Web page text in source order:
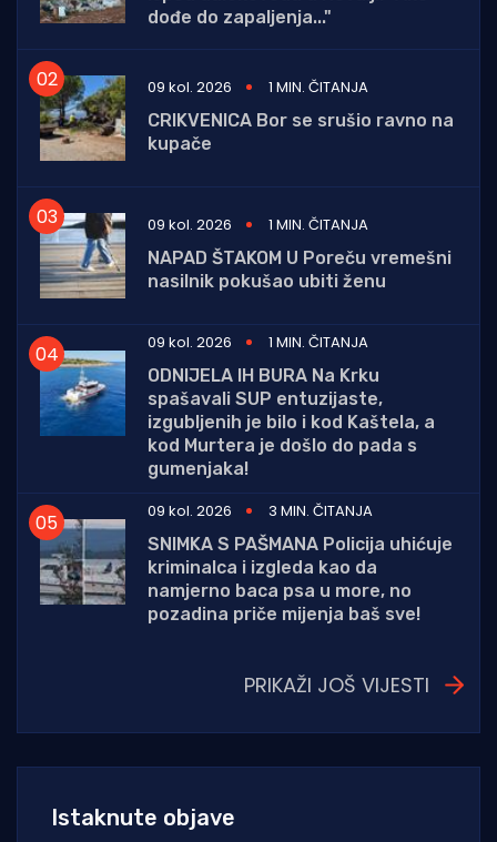
dođe do zapaljenja..."
09 kol. 2026
1 MIN. ČITANJA
CRIKVENICA Bor se srušio ravno na
kupače
09 kol. 2026
1 MIN. ČITANJA
NAPAD ŠTAKOM U Poreču vremešni
nasilnik pokušao ubiti ženu
09 kol. 2026
1 MIN. ČITANJA
ODNIJELA IH BURA Na Krku
spašavali SUP entuzijaste,
izgubljenih je bilo i kod Kaštela, a
kod Murtera je došlo do pada s
gumenjaka!
09 kol. 2026
3 MIN. ČITANJA
SNIMKA S PAŠMANA Policija uhićuje
kriminalca i izgleda kao da
namjerno baca psa u more, no
pozadina priče mijenja baš sve!
PRIKAŽI JOŠ VIJESTI
Istaknute objave